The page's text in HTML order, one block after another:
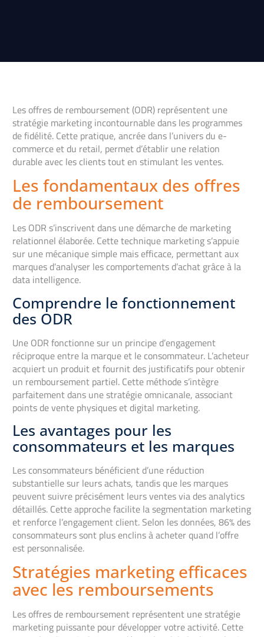
Les offres de remboursement (ODR) représentent une
stratégie marketing incontournable dans les programmes
de fidélité. Cette pratique, ancrée dans l’univers du e-
commerce et du retail, permet d’établir une relation
durable avec les clients tout en stimulant les ventes.
Les fondamentaux des offres
de remboursement
Les ODR s’inscrivent dans une démarche de marketing
relationnel élaborée. Cette technique marketing s’appuie
sur une mécanique simple mais efficace, permettant aux
marques d’analyser les comportements d’achat grâce à la
data intelligence.
Comprendre le fonctionnement
des ODR
Une ODR fonctionne sur un principe d’engagement
réciproque entre la marque et le consommateur. L’acheteur
acquiert un produit et fournit des justificatifs pour obtenir
un remboursement partiel. Cette méthode s’intègre
parfaitement dans une stratégie omnicanale, associant
points de vente physiques et digital marketing.
Les avantages pour les
consommateurs et les marques
Les consommateurs bénéficient d’une réduction
substantielle sur leurs achats, tandis que les marques
peuvent suivre précisément leurs ventes via des analytics
détaillés. Cette approche facilite la segmentation marketing
et renforce l’engagement client. Selon les données, 86% des
consommateurs sont plus enclins à acheter quand l’offre
est personnalisée.
Stratégies marketing efficaces
avec les remboursements
Les offres de remboursement représentent une stratégie
marketing puissante pour développer votre activité. Cette